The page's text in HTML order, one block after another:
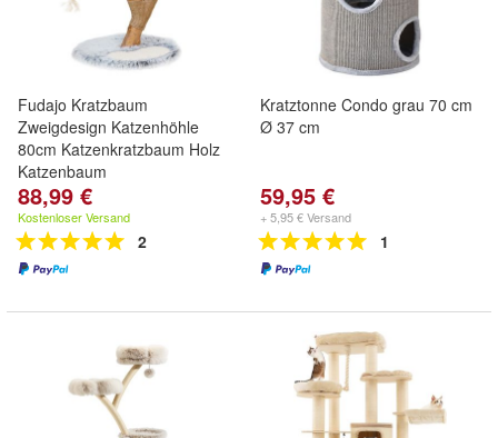
Fudajo Kratzbaum
Zweigdesign Katzenhöhle
80cm Katzenkratzbaum Holz
Katzenbaum
88,99 €
Kostenloser Versand
2
Kratztonne Condo grau 70 cm
Ø 37 cm
59,95 €
+ 5,95 € Versand
1